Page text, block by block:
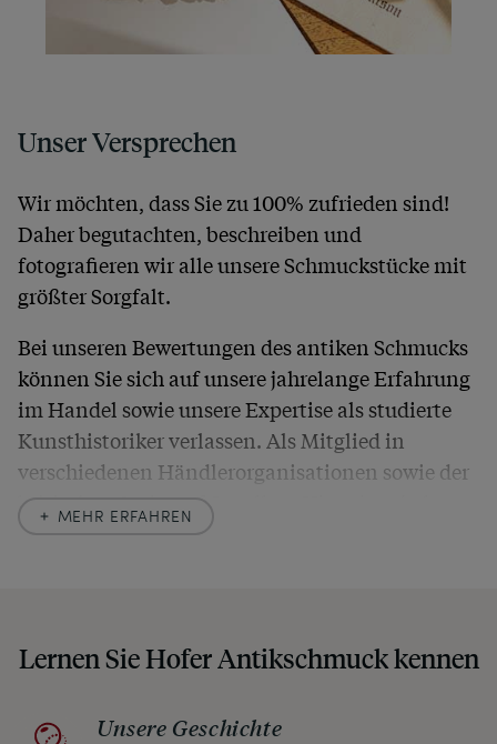
Unser Versprechen
Wir möchten, dass Sie zu 100% zufrieden sind!
Daher begutachten, beschreiben und
fotografieren wir alle unsere Schmuckstücke mit
größter Sorgfalt.
Bei unseren Bewertungen des antiken Schmucks
können Sie sich auf unsere jahrelange Erfahrung
im Handel sowie unsere Expertise als studierte
Kunsthistoriker verlassen. Als Mitglied in
verschiedenen Händlerorganisationen sowie der
Sie, wenn unser Paket zu Ihnen kommt, keine
müssen.
MEHR ERFAHREN
Lernen Sie Hofer Antikschmuck kennen
Unsere Geschichte